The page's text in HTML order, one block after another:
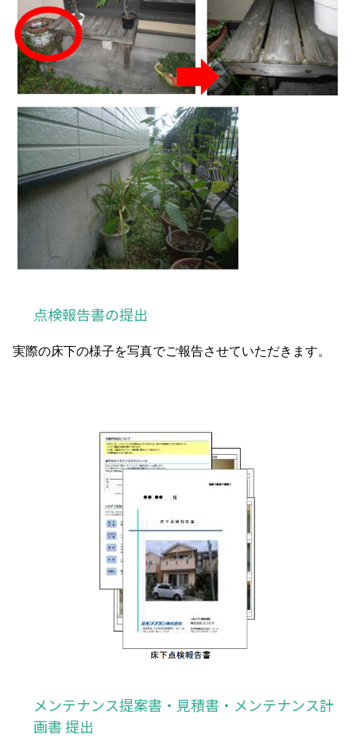
点検報告書の提出
実際の床下の様子を写真でご報告させていただきます。
メンテナンス提案書・見積書・メンテナンス計
画書 提出